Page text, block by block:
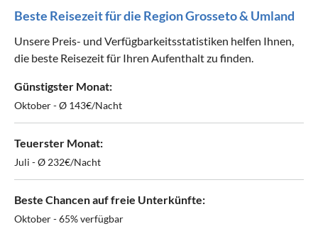
Beste Reisezeit für die Region Grosseto & Umland
Unsere Preis- und Verfügbarkeitsstatistiken helfen Ihnen,
die beste Reisezeit für Ihren Aufenthalt zu finden.
Günstigster Monat:
Oktober - Ø 143€/Nacht
Teuerster Monat:
Juli - Ø 232€/Nacht
Beste Chancen auf freie Unterkünfte:
Oktober - 65% verfügbar